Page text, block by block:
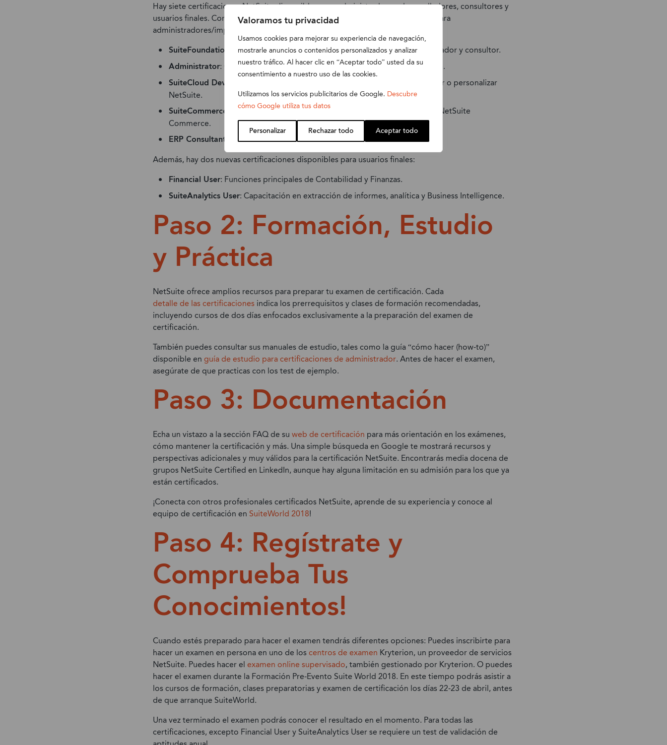
Valoramos tu privacidad
Usamos cookies para mejorar su experiencia de navegación,
mostrarle anuncios o contenidos personalizados y analizar
nuestro tráfico. Al hacer clic en “Aceptar todo” usted da su
consentimiento a nuestro uso de las cookies.
Utilizamos los servicios publicitarios de Google. Descubre
cómo Google utiliza tus datos
Personalizar Rechazar todo Aceptar todo
Hay siete certificaciones NetSuite disponibles para administradores, desarrolladores, consultores y
usuarios finales. Como indica en laweb de certificación
, hay cinco certificados para
administradores/implantadores:
SuiteFoundation : Nivel básico de certificación para administrador, desarrollador y consultor.
Administrator: Gestión y optimización del día a día de la aplicación NetSuite.
SuiteCloud Developer
: Desarrollo e implantación de soluciones para ampliar o personalizar
NetSuite.
SuiteCommerce Developer: Desarrollo de soluciones para las aplicaciones NetSuite
Commerce.
ERP Consultant
: Implantación, configuración y customización de NetSuite.
Además, hay dos nuevas certificaciones disponibles para usuarios finales:
Financial User: Funciones principales de Contabilidad y Finanzas.
SuiteAnalytics User: Capacitación en extracción de informes, analítica y Business Intelligence.
Paso 2: Formación, Estudio
y Práctica
NetSuite ofrece amplios recursos para preparar tu examen de certificación. Cada
detalle de las certificaciones indica los prerrequisitos y clases de formación recomendadas,
incluyendo cursos de dos días enfocados exclusivamente a la preparación del examen de
certificación.
También puedes consultar sus manuales de estudio, tales como la guía “cómo hacer (how-to)”
disponible en guía de estudio para certificaciones de administrador. Antes de hacer el examen,
asegúrate de que practicas con los test de ejemplo.
Paso 3: Documentación
Echa un vistazo a la sección FAQ de su web de certificación para más orientación en los exámenes,
cómo mantener la certificación y más. Una simple búsqueda en Google te mostrará recursos y
perspectivas adicionales y muy válidos para la certificación NetSuite. Encontrarás media docena de
grupos NetSuite Certified en LinkedIn, aunque hay alguna limitación en su admisión para los que ya
están certificados.
¡Conecta con otros profesionales certificados NetSuite, aprende de su experiencia y conoce al
equipo de certificación en SuiteWorld 2018!
Paso 4: Regístrate y
Comprueba Tus
Conocimientos!
Cuando estés preparado para hacer el examen tendrás diferentes opciones: Puedes inscribirte para
hacer un examen en persona en uno de loscentros de examen Kryterion, un proveedor de servicios
NetSuite. Puedes hacer el examen online supervisado, también gestionado por Kryterion. O puedes
hacer el examen durante la Formación Pre-Evento Suite World 2018. En este tiempo podrás asistir a
los cursos de formación, clases preparatorias y examen de certificación los días 22-23 de abril, antes
de que arranque SuiteWorld.
Una vez terminado el examen podrás conocer el resultado en el momento. Para todas las
certificaciones, excepto Financial User y SuiteAnalytics User se requiere un test de validación de